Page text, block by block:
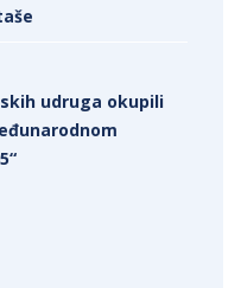
udruga okupili